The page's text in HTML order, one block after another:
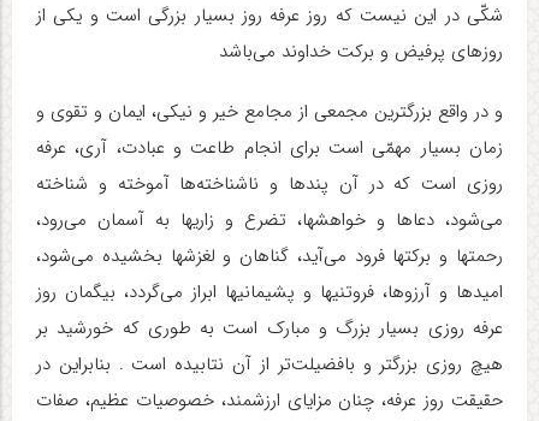
شکّی در این نیست که روز عرفه روز بسیار بزرگی است و یکی از
روزهای پرفیض و برکت خداوند می‌باشد
و در واقع بزرگترین مجمعی از مجامع خیر و نیکی، ایمان و تقوی و
زمان بسیار مهمّی است برای انجام طاعت و عبادت، آری، عرفه
روزی است که در آن پندها و ناشناخته‌ها آموخته و شناخته
می‌شود، دعاها و خواهشها، تضرع و زاریها به آسمان می‌رود،
رحمتها و برکتها فرود می‌آید، گناهان و لغزشها بخشیده می‌شود،
امیدها و آرزوها، فروتنیها و پشیمانیها ابراز می‌گردد، بیگمان روز
عرفه روزی بسیار بزرگ و مبارک است به طوری که خورشید بر
هیچ روزی بزرگتر و بافضیلت‌تر از آن نتابیده است . بنابراین در
حقیقت روز عرفه، چنان مزایای ارزشمند، خصوصیات عظیم، صفات